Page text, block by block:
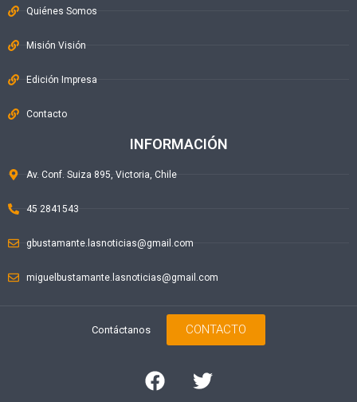
Quiénes Somos
Misión Visión
Edición Impresa
Contacto
INFORMACIÓN
Av. Conf. Suiza 895, Victoria, Chile
45 2841543
gbustamante.lasnoticias@gmail.com
miguelbustamante.lasnoticias@gmail.com
Contáctanos CONTACTO